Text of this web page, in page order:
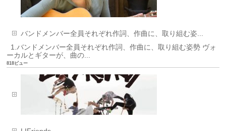
バンドメンバー全員それぞれ作詞、作曲に、取り組む姿...
1.バンドメンバー全員それぞれ作詞、作曲に、取り組む姿勢 ヴォ
ーカルとギターが、曲の...
818ビュー